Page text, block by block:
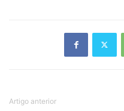
Artigo anterior